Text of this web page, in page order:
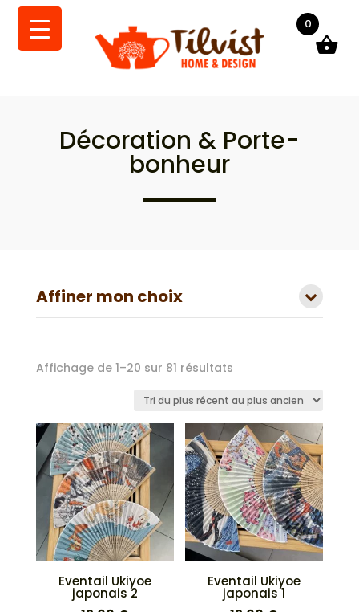
Décoration & Porte-
bonheur
Affiner mon choix
Affichage de 1–20 sur 81 résultatsTrié
plus
récent
au
plus
ancien
Eventail Ukiyoe
japonais 2
Eventail Ukiyoe
japonais 1
0